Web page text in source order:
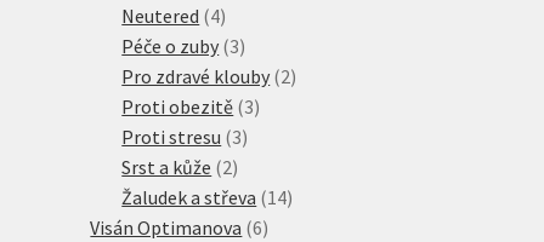
produktů
Neutered 44
produkty
Péče o zuby 33
produkty
Pro zdravé klouby 22
Proti obezitě 33
Proti stresu 33
Srst a kůže 22
produkty
Žaludek a střeva 1414
Visán Optimanova 66